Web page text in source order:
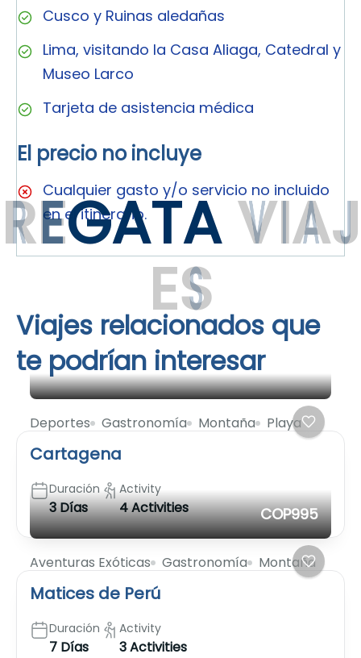
REGATAVIAJ
ES
Cusco y Ruinas aledañas
Lima, visitando la Casa Aliaga, Catedral y
Museo Larco
Tarjeta de asistencia médica
El precio no incluye
Cualquier gasto y/o servicio no incluido
en el itinerario.
Viajes relacionados que
te podrían interesar
Deportes Gastronomía Montaña Playa
Cartagena
Duración
3 Días
Activity
4 Activities COP995
Aventuras Exóticas Gastronomía Montaña
Matices de Perú
Duración
7 Días
Activity
3 Activities